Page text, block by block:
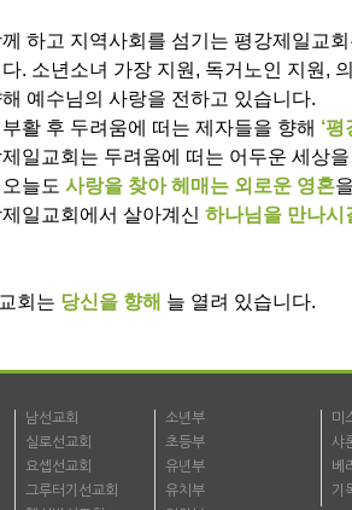
하고 지역사회를 섬기는 평강제일교
. 소년소녀 가장 지원, 독거노인 지원,
예수님의 사랑을 전하고 있습니다.
활 후 두려움에 떠는 제자들을 향해 ‘평
일교회는 두려움에 떠는 어두운 세상
늘도 사랑을 찾아 헤매는 외로운 영혼
일교회에서 살아계신 하나님을 만나시
회는 당신을 향해 늘 열려 있습니다.
남선교회
실로선교회
요셉선교회
그루터기선교회
소년부
초등부
유년부
유치부
미
샤
베
기